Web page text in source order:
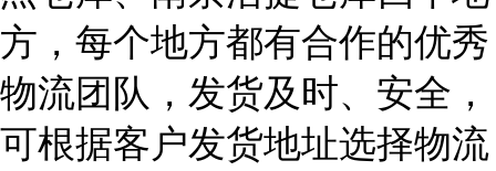
方，每个地方都有合作的优秀
物流团队，发货及时、安全，
可根据客户发货地址选择物流